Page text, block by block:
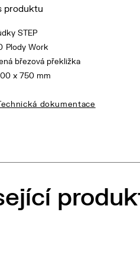
produktu
STEP
Plody Work
březová překližka
x 750 mm
dokumentace